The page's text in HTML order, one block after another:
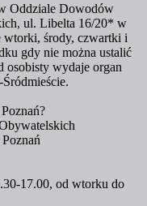
Oddziale Dowodów
ul. Libelta 16/20* w
wtorki, środy, czwartki i
gdy nie można ustalić
osobisty wydaje organ
17.00, od wtorku do